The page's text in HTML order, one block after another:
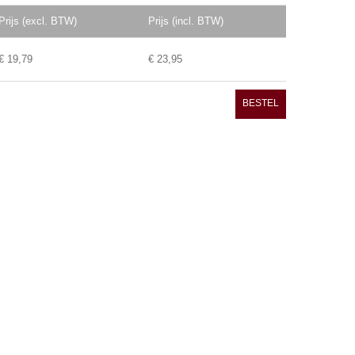
Prijs (excl. BTW) Prijs (incl. BTW)
19,79 € 23,95
BESTEL